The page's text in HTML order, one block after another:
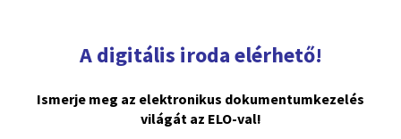
A digitális iroda elérhető!
Ismerje meg az elektronikus dokumentumkezelés
világát az ELO-val!